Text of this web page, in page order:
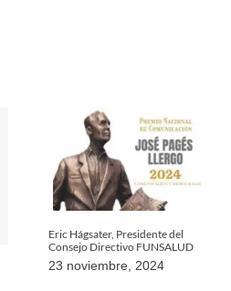
Eric Hágsater, Presidente del
Consejo Directivo FUNSALUD
23 noviembre, 2024